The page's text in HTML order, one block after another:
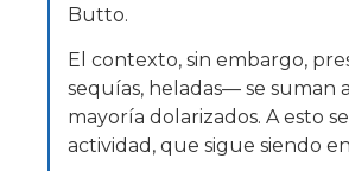
Butto.
El contexto, sin embargo,
sequías, heladas— se suman
mayoría dolarizados. A esto
actividad, que sigue siendo